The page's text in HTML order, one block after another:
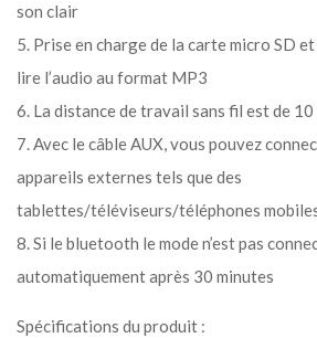
son clair
5. Prise en charge de la carte micro SD
lire l’audio au format MP3
6. La distance de travail sans fil est de
7. Avec le câble AUX, vous pouvez
appareils externes tels que des
tablettes/téléviseurs/téléphones
8. Si le bluetooth le mode n’est pas
automatiquement après 30 minutes
Spécifications du produit :